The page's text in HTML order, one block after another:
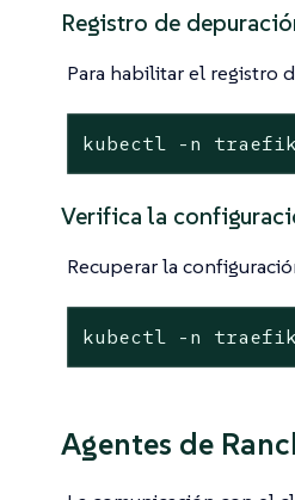
Registro de
Para habilitar el registro
kubectl -n
Verifica la
Recuperar la
kubectl -n traefik
Agentes de